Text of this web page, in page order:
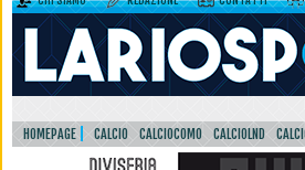
HOMEPAGE CALCIO CALCIOCOMO CALCIOLND